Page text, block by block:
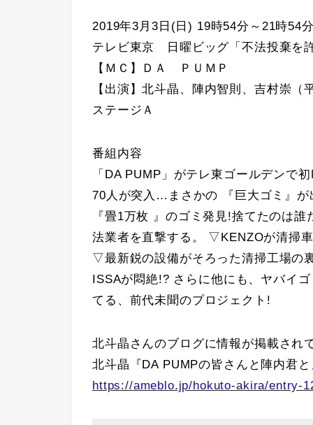
2019年3月3日(日) 19時54分～21時54
テレビ東京 日曜ビッグ「不法投棄を
【ＭＣ】ＤＡ ＰＵＭＰ
【出演】北斗晶、陣内智則、吉村崇
ステージＡ
番組内容
「DA PUMP」がテレ東ゴールデンで
70人が突入…まさかの 『巨大ゴミ』
『畳1万枚 』のゴミ発見!捨てたのは
法業者を直撃する。 ▽KENZOが清掃
▽最新鋭の設備がそろった清掃工場の
ISSAが悶絶!? さらに他にも、ヤバイ
てる、前代未聞のプロジェクト!
北斗晶さんのブログに情報が掲載され
北斗晶『DA PUMPの皆さんと陣内君
https://ameblo.jp/hokuto-akira/entry-